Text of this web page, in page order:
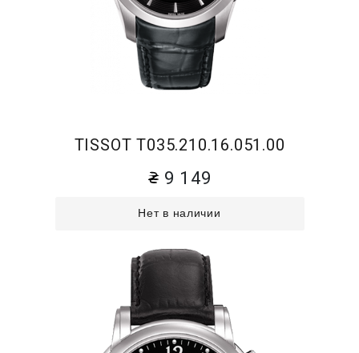
TISSOT T035.210.16.051.00
9 149
Нет в наличии